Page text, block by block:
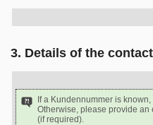
3. Details of the contact
If a Kundennummer is
Otherwise, please provide
(if required).